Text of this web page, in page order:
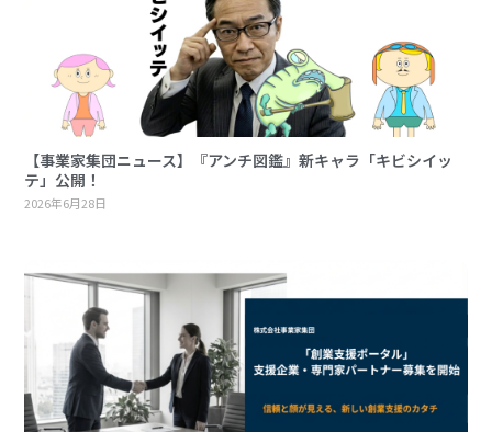
【事業家集団ニュース】『アンチ図鑑』新キャラ「キビシイッ
テ」公開！
2026年6月28日